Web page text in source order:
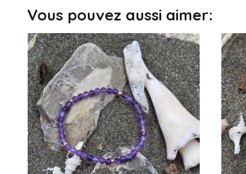
Vous pouvez aussi aimer: